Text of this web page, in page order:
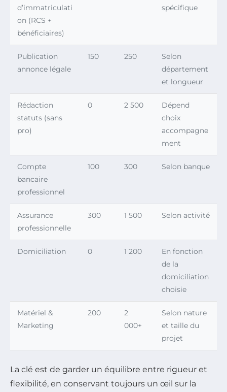
d’immatriculati
on (RCS +
bénéficiaires)
spécifique
Publication
annonce légale
150 250
Selon
département
et longueur
Rédaction
statuts (sans
pro)
0 2 500
Dépend
choix
accompagne
ment
Compte
bancaire
professionnel
100 300 Selon banque
Assurance
professionnelle
300 1 500 Selon activité
Domiciliation 0 1 200
En fonction
de la
domiciliation
choisie
Matériel &
Marketing
200
2
000+
Selon nature
et taille du
projet
La clé est de garder un équilibre entre rigueur et
flexibilité, en conservant toujours un œil sur la